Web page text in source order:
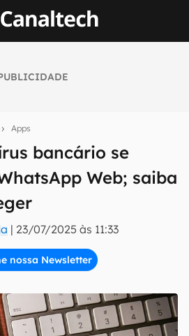
Apps
bancário se
Web; saiba
| 23/07/2025 às 11:33
nossa Newsletter
tecnologia em primeira
inscreva-se
do Canaltech.